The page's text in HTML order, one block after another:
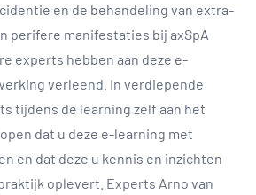
en de behandeling van extra-
perifere manifestaties bij axSpA
experts hebben aan deze e-
verleend. In verdiepende
tijdens de learning zelf aan het
dat u deze e-learning met
en dat deze u kennis en inzichten
oplevert. Experts Arno van